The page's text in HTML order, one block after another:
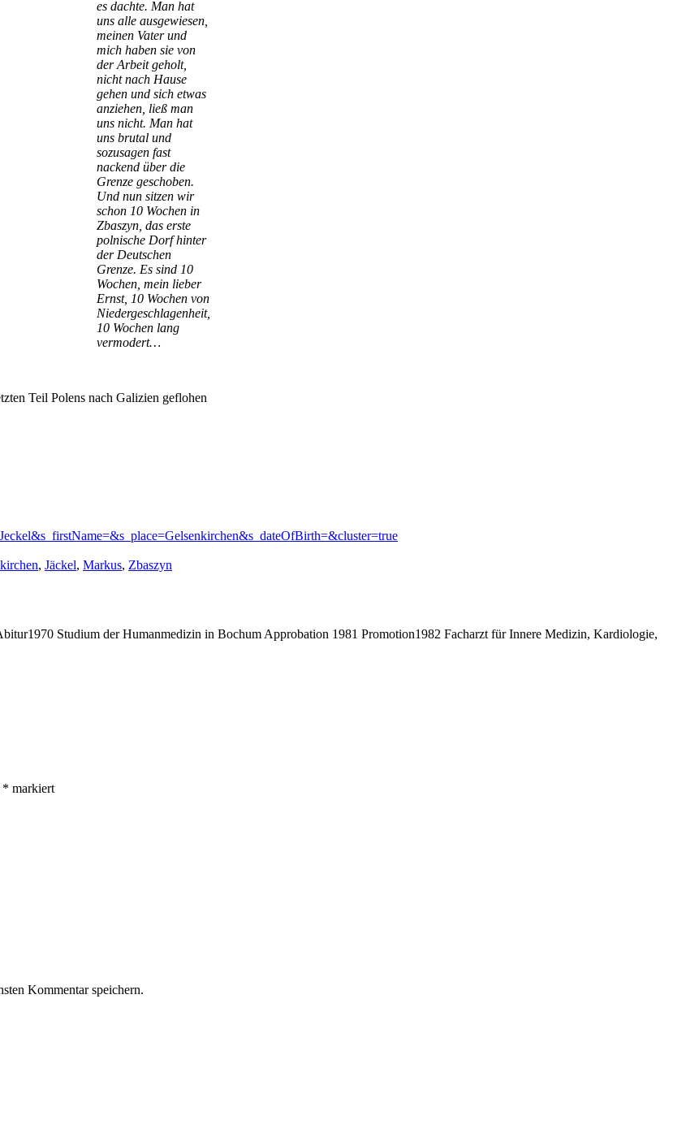
es dachte. Man hat
uns alle ausgewiesen,
meinen Vater und
mich haben sie von
der Arbeit geholt,
nicht nach Hause
gehen und sich etwas
anziehen, ließ man
uns nicht. Man hat
uns brutal und
sozusagen fast
nackend über die
Grenze geschoben.
Und nun sitzen wir
schon 10 Wochen in
Zbaszyn, das erste
polnische Dorf hinter
der Deutschen
Grenze. Es sind 10
Wochen, mein lieber
Ernst, 10 Wochen von
Niedergeschlagenheit,
10 Wochen lang
vermodert…
Teil Polens nach Galizien geflohen
, Jäckel, Markus, Zbaszyn
Studium der Humanmedizin in Bochum Approbation 1981 Promotion1982 Facharzt für Innere Medizin, Kardiologie,
* markiert
Kommentar speichern.